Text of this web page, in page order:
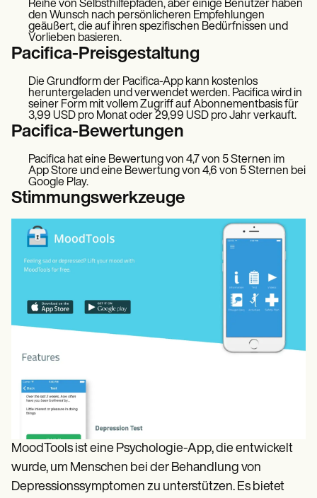
Reihe von Selbsthilfepfaden, aber einige Benutzer haben
den Wunsch nach persönlicheren Empfehlungen
geäußert, die auf ihren spezifischen Bedürfnissen und
Vorlieben basieren.
Pacifica-Preisgestaltung
Die Grundform der Pacifica-App kann kostenlos
heruntergeladen und verwendet werden. Pacifica wird in
seiner Form mit vollem Zugriff auf Abonnementbasis für
3,99 USD pro Monat oder 29,99 USD pro Jahr verkauft.
Pacifica-Bewertungen
Pacifica hat eine Bewertung von 4,7 von 5 Sternen im
App Store und eine Bewertung von 4,6 von 5 Sternen bei
Google Play.
Stimmungswerkzeuge
MoodTools ist eine Psychologie-App, die entwickelt
wurde, um Menschen bei der Behandlung von
Depressionssymptomen zu unterstützen. Es bietet